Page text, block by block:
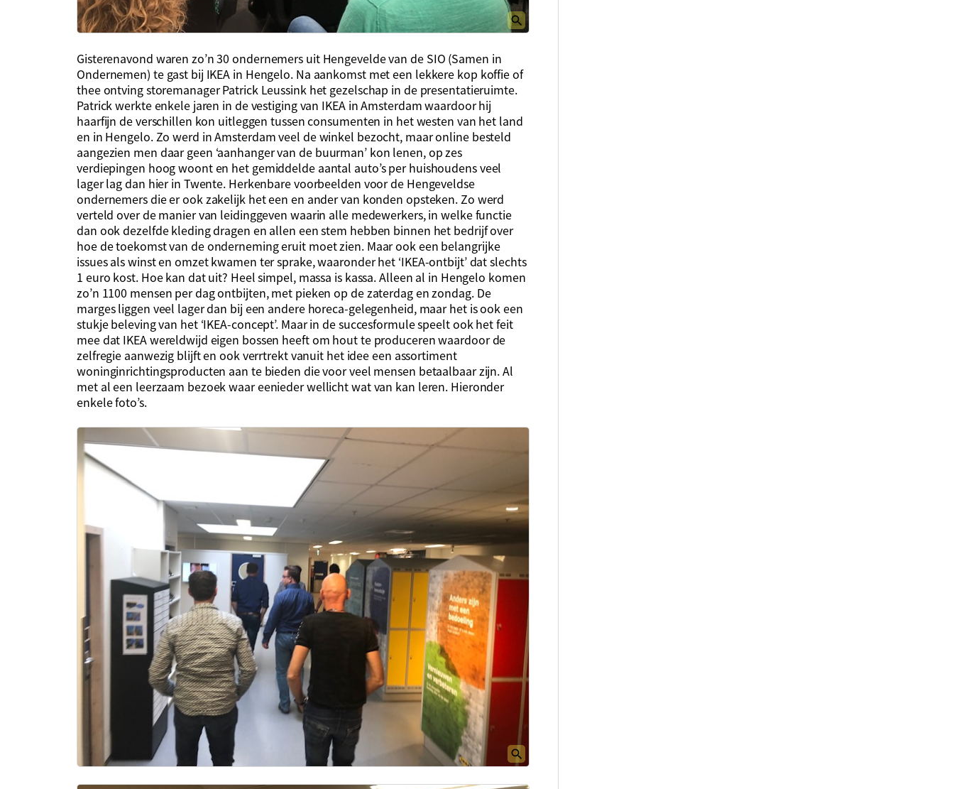
Gisterenavond waren zo’n 30 ondernemers uit Hengevelde van de SIO (Samen in
Ondernemen) te gast bij IKEA in Hengelo. Na aankomst met een lekkere kop koffie of
thee ontving storemanager Patrick Leussink het gezelschap in de presentatieruimte.
Patrick werkte enkele jaren in de vestiging van IKEA in Amsterdam waardoor hij
haarfijn de verschillen kon uitleggen tussen consumenten in het westen van het land
en in Hengelo. Zo werd in Amsterdam veel de winkel bezocht, maar online besteld
aangezien men daar geen ‘aanhanger van de buurman’ kon lenen, op zes
verdiepingen hoog woont en het gemiddelde aantal auto’s per huishoudens veel
lager lag dan hier in Twente. Herkenbare voorbeelden voor de Hengeveldse
ondernemers die er ook zakelijk het een en ander van konden opsteken. Zo werd
verteld over de manier van leidinggeven waarin alle medewerkers, in welke functie
dan ook dezelfde kleding dragen en allen een stem hebben binnen het bedrijf over
hoe de toekomst van de onderneming eruit moet zien. Maar ook een belangrijke
issues als winst en omzet kwamen ter sprake, waaronder het ‘IKEA-ontbijt’ dat slechts
1 euro kost. Hoe kan dat uit? Heel simpel, massa is kassa. Alleen al in Hengelo komen
zo’n 1100 mensen per dag ontbijten, met pieken op de zaterdag en zondag. De
marges liggen veel lager dan bij een andere horeca-gelegenheid, maar het is ook een
stukje beleving van het ‘IKEA-concept’. Maar in de succesformule speelt ook het feit
mee dat IKEA wereldwijd eigen bossen heeft om hout te produceren waardoor de
zelfregie aanwezig blijft en ook verrtrekt vanuit het idee een assortiment
woninginrichtingsproducten aan te bieden die voor veel mensen betaalbaar zijn. Al
met al een leerzaam bezoek waar eenieder wellicht wat van kan leren. Hieronder
enkele foto’s.